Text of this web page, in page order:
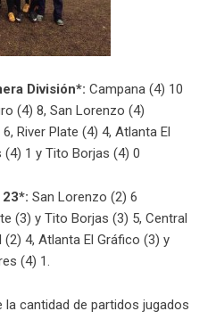
División*: Campana (4) 10
(4) 8, San Lorenzo (4)
River Plate (4) 4, Atlanta El
(4) 1 y Tito Borjas (4) 0
San Lorenzo (2) 6
(3) y Tito Borjas (3) 5, Central
4, Atlanta El Gráfico (3) y
(4) 1.
la cantidad de partidos jugados